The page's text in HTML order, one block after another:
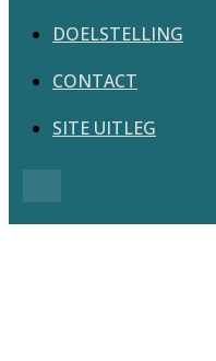
DOELSTELLING
CONTACT
SITE UITLEG